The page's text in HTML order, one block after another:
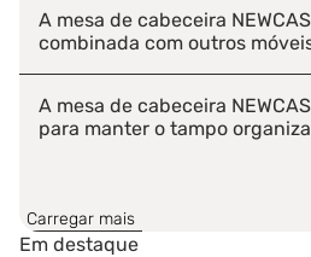
A mesa de cabeceira
combinada com outros
A mesa de cabeceira
para manter o tampo
montada ou desmontada?
Carregar mais
Em destaque